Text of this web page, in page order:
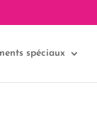
spéciaux